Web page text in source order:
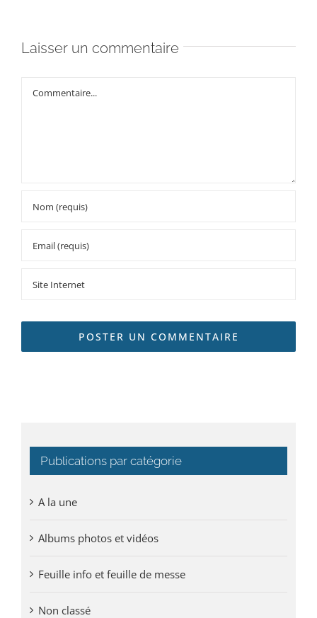
Laisser un commentaire
Commentaire
Publications par catégorie
A la une
Albums photos et vidéos
Feuille info et feuille de messe
Non classé